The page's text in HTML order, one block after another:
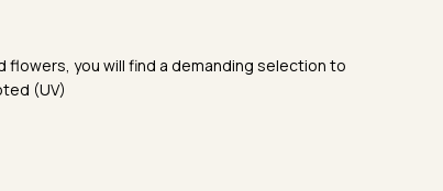
you will find a demanding selection to
(UV)